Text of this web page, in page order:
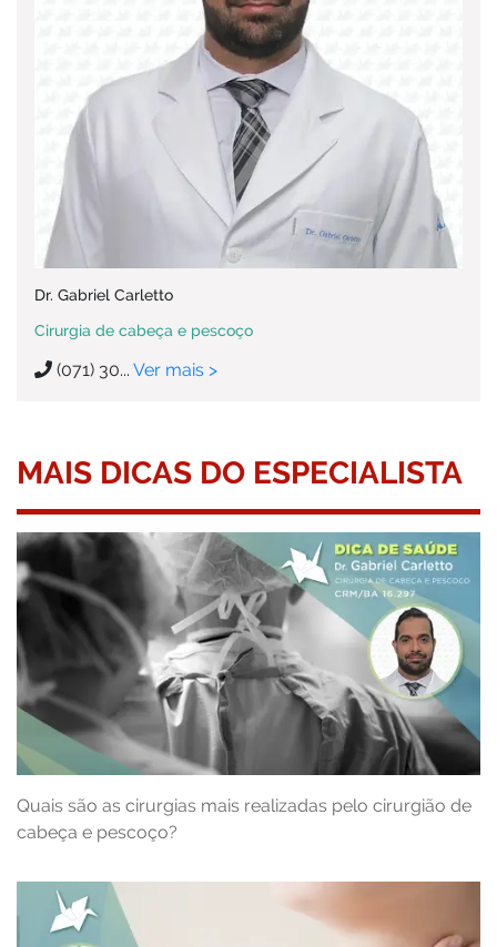
Dr. Gabriel Carletto
Cirurgia de cabeça e pescoço
(071) 30... Ver mais >
MAIS DICAS DO ESPECIALISTA
Quais são as cirurgias mais realizadas pelo cirurgião de
cabeça e pescoço?